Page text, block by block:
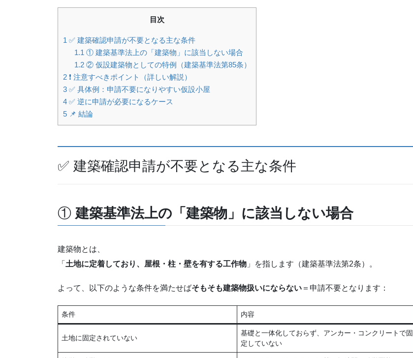
目次
1 ✅ 建築確認申請が不要となる主な条件
1.1 ① 建築基準法上の「建築物」に該当しない場合
1.2② 仮設建築物としての特例（建築基準法第85条）
2 ❗ 注意すべきポイント（詳しい解説）
3 ✅ 具体例：申請不要になりやすい仮設小屋
4 ✅ 逆に申請が必要になるケース
5 📌 結論
✅ 建築確認申請が不要となる主な条件
① 建築基準法上の「建築物」に該当しない場合
建築物とは、
「 土地に定着しており、屋根・柱・壁を有する工作物 」を指します（建築基準法第2条）。
よって、以下のような条件を満たせばそもそも建築物扱いにならない ＝申請不要となります：
条件 内容
土地に固定されていない
基礎と一体化しておらず、アンカー・コンクリートで固
定していない